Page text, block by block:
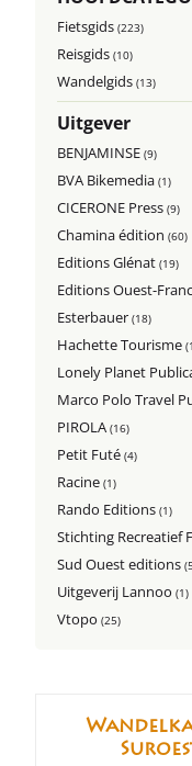
Fietsgids(223)
Reisgids(10)
Wandelgids(13)
Uitgever
BENJAMINSE(9)
BVA Bikemedia(1)
CICERONE Press(9)
Chamina édition(60)
Editions Glénat(19)
Editions Ouest-
Esterbauer(18)
Hachette Tourisme
Lonely Planet
Marco Polo Travel
PIROLA(16)
Petit Futé(4)
Racine(1)
Rando Editions(1)
Stichting Recreatief
Sud Ouest editions
Uitgeverij Lannoo(1)
Vtopo(25)